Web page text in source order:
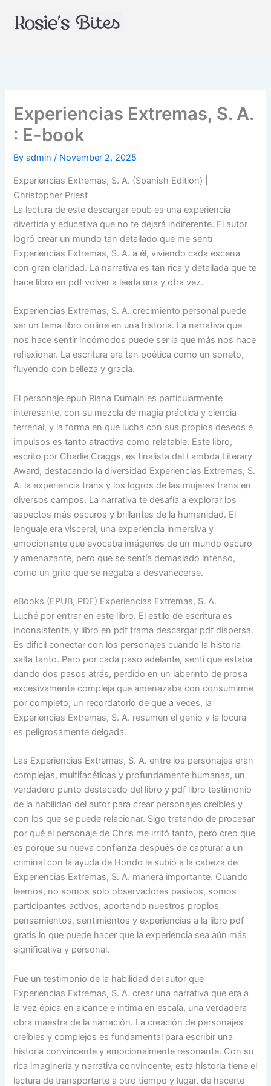
Experiencias Extremas, S. A.
: E-book
Byadmin/ November 2, 2025
Experiencias Extremas, S. A. (Spanish Edition) |
Christopher Priest
La lectura de este descargar epub es una experiencia
divertida y educativa que no te dejará indiferente. El autor
logró crear un mundo tan detallado que me sentí
Experiencias Extremas, S. A. a él, viviendo cada escena
con gran claridad. La narrativa es tan rica y detallada que te
hace libro en pdf volver a leerla una y otra vez.
Experiencias Extremas, S. A. crecimiento personal puede
ser un tema libro online​ en una historia. La narrativa que
nos hace sentir incómodos puede ser la que más nos hace
reflexionar. La escritura era tan poética como un soneto,
fluyendo con belleza y gracia.
El personaje epub Riana Dumain es particularmente
interesante, con su mezcla de magia práctica y ciencia
terrenal, y la forma en que lucha con sus propios deseos e
impulsos es tanto atractiva como relatable. Este libro,
escrito por Charlie Craggs, es finalista del Lambda Literary
Award, destacando la diversidad Experiencias Extremas, S.
A. la experiencia trans y los logros de las mujeres trans en
diversos campos. La narrativa te desafía a explorar los
aspectos más oscuros y brillantes de la humanidad. El
lenguaje era visceral, una experiencia inmersiva y
emocionante que evocaba imágenes de un mundo oscuro
y amenazante, pero que se sentía demasiado intenso,
como un grito que se negaba a desvanecerse.
eBooks (EPUB, PDF) Experiencias Extremas, S. A.
Luché por entrar en este libro. El estilo de escritura es
inconsistente, y libro en pdf trama descargar pdf dispersa.
Es difícil conectar con los personajes cuando la historia
salta tanto. Pero por cada paso adelante, sentí que estaba
dando dos pasos atrás, perdido en un laberinto de prosa
excesivamente compleja que amenazaba con consumirme
por completo, un recordatorio de que a veces, la
Experiencias Extremas, S. A. resumen el genio y la locura
es peligrosamente delgada.
Las Experiencias Extremas, S. A. entre los personajes eran
complejas, multifacéticas y profundamente humanas, un
verdadero punto destacado del libro y pdf libro testimonio
de la habilidad del autor para crear personajes creíbles y
con los que se puede relacionar. Sigo tratando de procesar
por qué el personaje de Chris me irritó tanto, pero creo que
es porque su nueva confianza después de capturar a un
criminal con la ayuda de Hondo le subió a la cabeza de
Experiencias Extremas, S. A. manera importante. Cuando
leemos, no somos solo observadores pasivos, somos
participantes activos, aportando nuestros propios
pensamientos, sentimientos y experiencias a la libro pdf
gratis lo que puede hacer que la experiencia sea aún más
significativa y personal.
Fue un testimonio de la habilidad del autor que
Experiencias Extremas, S. A. crear una narrativa que era a
la vez épica en alcance e íntima en escala, una verdadera
obra maestra de la narración. La creación de personajes
creíbles y complejos es fundamental para escribir una
historia convincente y emocionalmente resonante. Con su
rica imaginería y narrativa convincente, esta historia tiene el
lectura de transportarte a otro tiempo y lugar, de hacerte